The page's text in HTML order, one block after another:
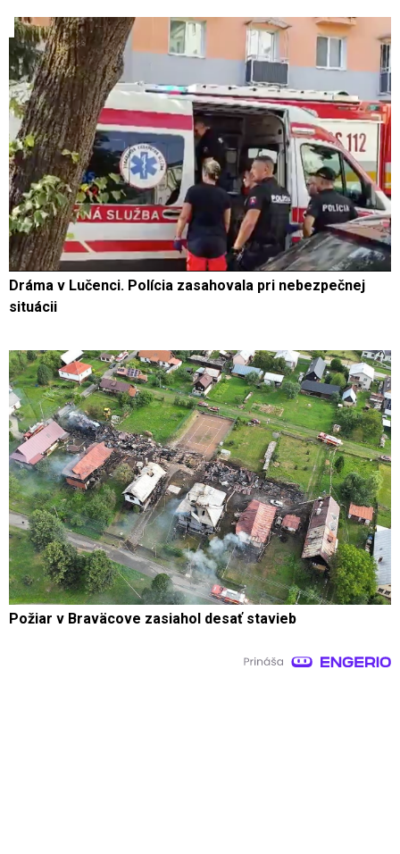
Dráma v Lučenci. Polícia zasahovala pri nebezpečnej
situácii
Požiar v Braväcove zasiahol desať stavieb